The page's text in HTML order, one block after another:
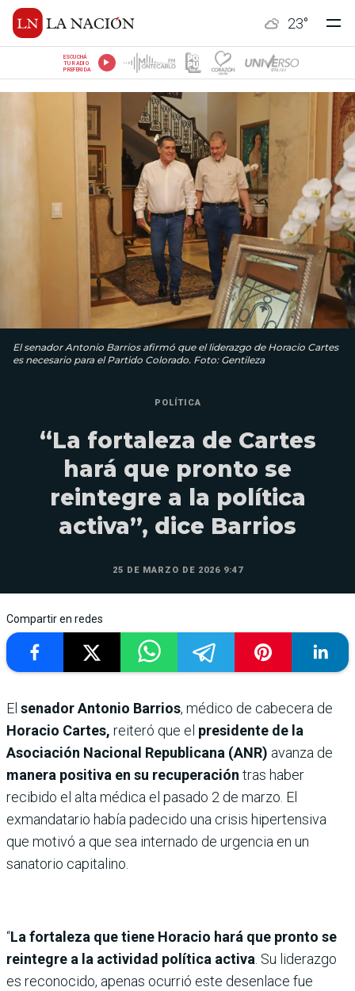
23°
ESCUCHÁ
TU RADIO
PREFERIDA
El senador Antonio Barrios afirmó que el liderazgo de Horacio Cartes
es necesario para el Partido Colorado. Foto: Gentileza
POLÍTICA
“La fortaleza de Cartes
hará que pronto se
reintegre a la política
activa”, dice Barrios
25 DE MARZO DE 2026 9:47
Compartir en redes
El senador Antonio Barrios, médico de cabecera de
Horacio Cartes, reiteró que el presidente de la
Asociación Nacional Republicana (ANR) avanza de
manera positiva en su recuperación tras haber
recibido el alta médica el pasado 2 de marzo. El
exmandatario había padecido una crisis hipertensiva
que motivó a que sea internado de urgencia en un
sanatorio capitalino.
“La fortaleza que tiene Horacio hará que pronto se
reintegre a la actividad política activa. Su liderazgo
es reconocido, apenas ocurrió este desenlace fue